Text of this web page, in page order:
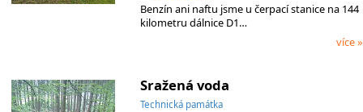
Benzín ani naftu jsme u čerpací stanice na 144
kilometru dálnice D1…
více »
Sražená voda
Technická památka